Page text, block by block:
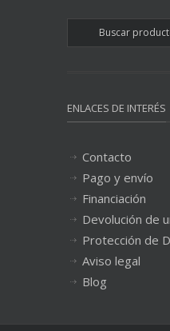
ENLACES DE INTERÉS
Contacto
Pago y envío
Financiación
Devolución de
Protección de
Aviso legal
Blog